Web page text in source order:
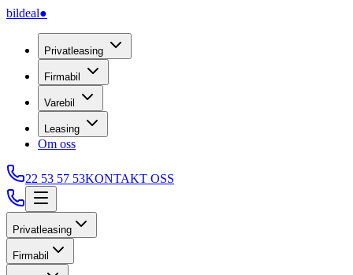
bildeal●
Privatleasing
Firmabil
Varebil
Leasing
Om oss
22 53 57 53KONTAKT OSS
Privatleasing
Firmabil